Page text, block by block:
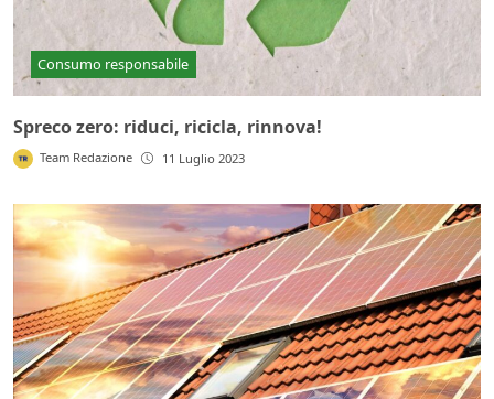
Consumo responsabile
Spreco zero: riduci, ricicla, rinnova!
Team Redazione 11 Luglio 2023